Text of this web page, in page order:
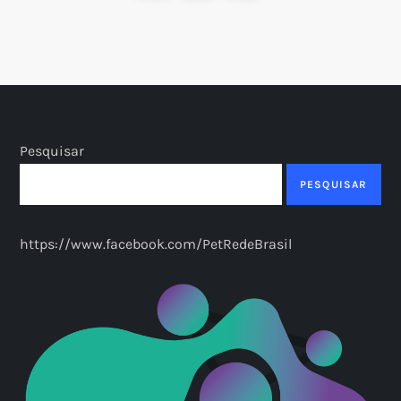
n
ç
d
Pesquisar
PESQUISAR
https://www.facebook.com/PetRedeBrasil